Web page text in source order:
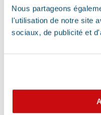
Nous partageons
l'utilisation de notre site
sociaux, de publicité et
QUE FAIRE EN CAS
Face à son animal
perdre nos moyens. En
préparer totalement à ce
contacter le vétérinaire de
également de ne pas
sécurité de votre animal